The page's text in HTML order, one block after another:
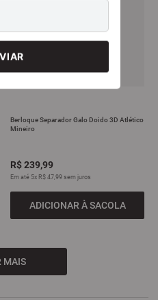
Berloque Separador Galo Doido 3D Atlético
Mineiro
R$239,99
Em até 5x R$ 47,99 sem juros
ADICIONAR À SACOLA